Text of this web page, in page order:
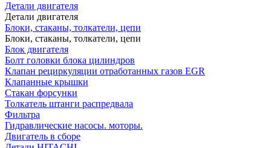
Детали двигателя
Детали двигателя
Блоки, стаканы, толкатели, цепи
Блоки, стаканы, толкатели, цепи
Блок двигателя
Болт головки блока цилиндров
Клапан рециркуляции отработанных газов EGR
Клапанные крышки
Стакан форсунки
Толкатель штанги распредвала
Фильтра
Гидравлические насосы. моторы.
Двигатель в сборе